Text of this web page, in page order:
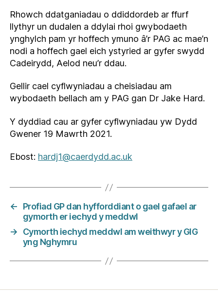
Rhowch ddatganiadau o ddiddordeb ar ffurf
llythyr un dudalen a ddylai rhoi gwybodaeth
ynghylch pam yr hoffech ymuno â’r PAG ac mae’n
nodi a hoffech gael eich ystyried ar gyfer swydd
Cadeirydd, Aelod neu’r ddau.
Gellir cael cyflwyniadau a cheisiadau am
wybodaeth bellach am y PAG gan Dr Jake Hard.
Y dyddiad cau ar gyfer cyflwyniadau yw Dydd
Gwener 19 Mawrth 2021.
Ebost: hardj1@caerdydd.ac.uk
←
Profiad GP dan hyfforddiant o gael gafael ar
gymorth er iechyd y meddwl
→
Cymorth iechyd meddwl am weithwyr y GIG
yng Nghymru